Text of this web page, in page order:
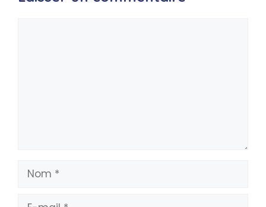
Nom